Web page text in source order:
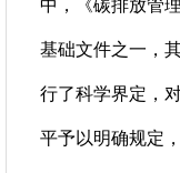
中，《碳排放管
基础文件之一，
行了科学界定，
平予以明确规定